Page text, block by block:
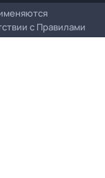
с Правилами